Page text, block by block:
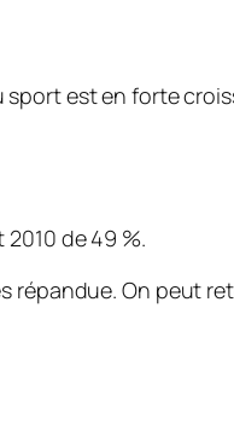
est en forte
de 49 %.
répandue. On peut